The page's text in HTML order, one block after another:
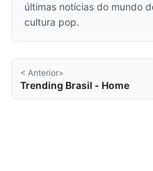
últimas notícias do mundo
cultura pop.
< Anterior>
Trending Brasil - Home